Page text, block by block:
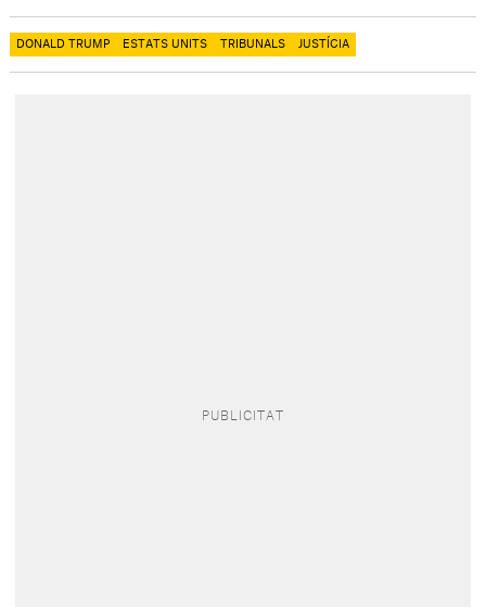
DONALD TRUMP ESTATS UNITS TRIBUNALS JUSTÍCIA